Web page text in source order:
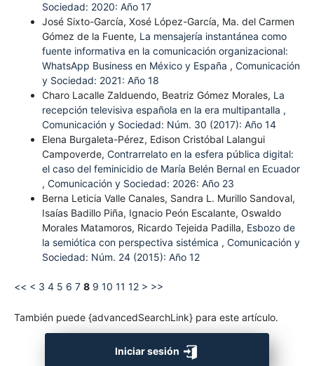
Sociedad: 2020: Año 17
José Sixto-García, Xosé López-García, Ma. del Carmen
Gómez de la Fuente, La mensajería instantánea como
fuente informativa en la comunicación organizacional:
WhatsApp Business en México y España , Comunicación
y Sociedad: 2021: Año 18
Charo Lacalle Zalduendo, Beatriz Gómez Morales, La
recepción televisiva española en la era multipantalla ,
Comunicación y Sociedad: Núm. 30 (2017): Año 14
Elena Burgaleta-Pérez, Edison Cristóbal Lalangui
Campoverde, Contrarrelato en la esfera pública digital:
el caso del feminicidio de María Belén Bernal en Ecuador
, Comunicación y Sociedad: 2026: Año 23
Berna Leticia Valle Canales, Sandra L. Murillo Sandoval,
Isaías Badillo Piña, Ignacio Peón Escalante, Oswaldo
Morales Matamoros, Ricardo Tejeida Padilla, Esbozo de
la semiótica con perspectiva sistémica , Comunicación y
Sociedad: Núm. 24 (2015): Año 12
<< < 3 4 5 6 7 8 9 10 11 12 > >>
También puede {advancedSearchLink} para este artículo.
Iniciar sesión